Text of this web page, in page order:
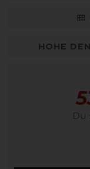
HOHE
Du